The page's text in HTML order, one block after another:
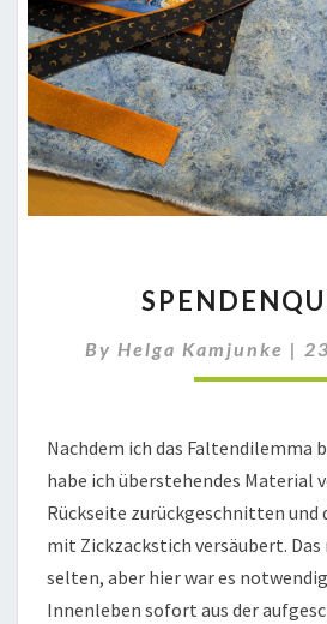
8
By Helga Kamjunke |
Nachdem ich das Faltendilemma
habe ich überstehendes Material
Rückseite zurückgeschnitten und
mit Zickzackstich versäubert. Das
selten, aber hier war es
Innenleben sofort aus der